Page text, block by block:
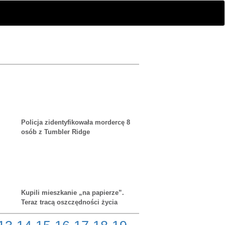
Policja zidentyfikowała mordercę 8
osób z Tumbler Ridge
Kupili mieszkanie „na papierze”.
Teraz tracą oszczędności życia